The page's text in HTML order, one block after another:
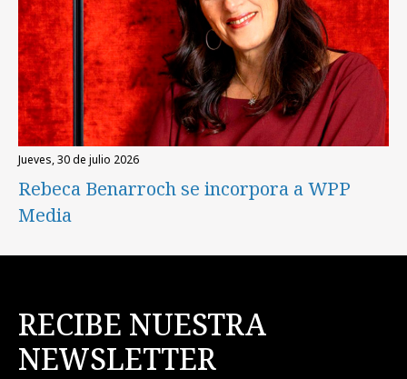
jueves, 30 de julio 2026
Rebeca Benarroch se incorpora a WPP
Media
RECIBE NUESTRA
NEWSLETTER